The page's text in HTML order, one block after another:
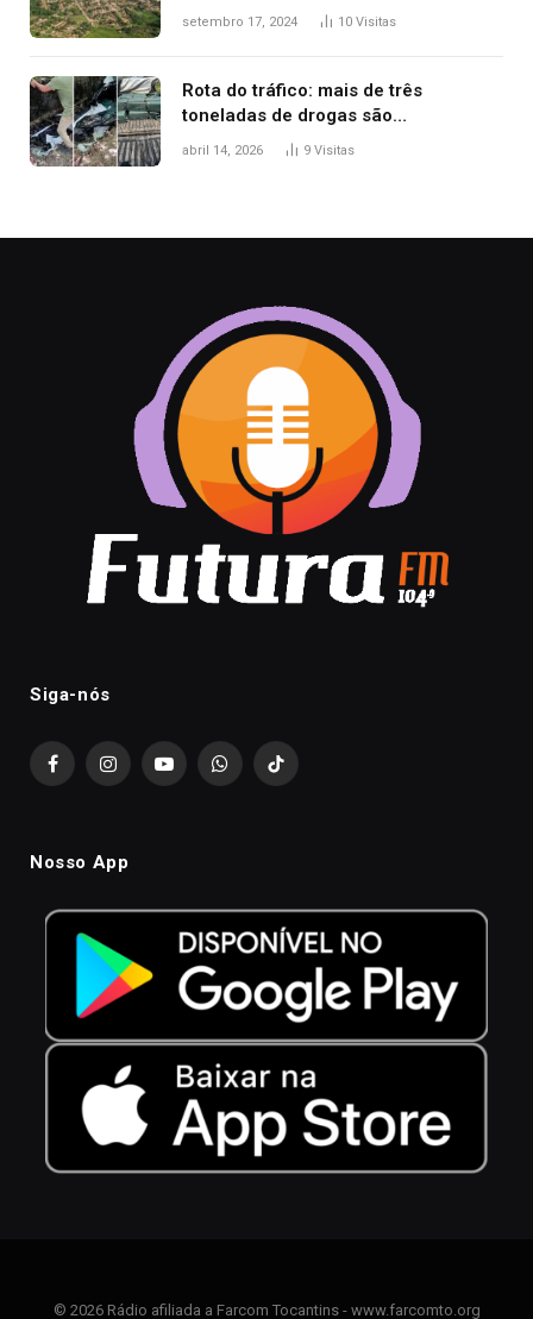
estaca de cerca e agredi-lo
setembro 17, 2024 10 Visitas
Rota do tráfico: mais de três
toneladas de drogas são
apreendidas no TO em três meses
abril 14, 2026 9 Visitas
Siga-nós
FacebookInstagramYouTubeWhatsAppTikTok
Nosso App
© 2026 Rádio afiliada a Farcom Tocantins - www.farcomto.org